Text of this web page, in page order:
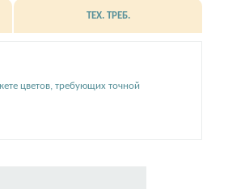
ТЕХ. ТРЕБ.
цветов, требующих точной